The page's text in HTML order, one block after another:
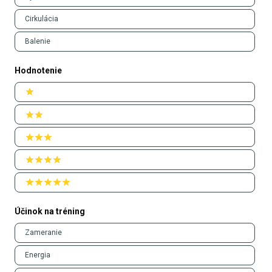
Cirkulácia
Balenie
Hodnotenie
Ratings
1 stars
2 stars
3 stars
4 stars
5 stars
Účinok na tréning
Účinok
na
tréning
Zameranie
Energia